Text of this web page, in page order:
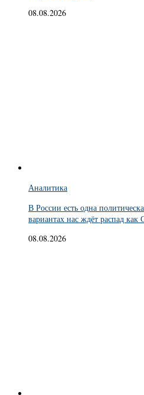
08.08.2026
Аналитика
В России есть одна
вариантах нас ждёт распад
08.08.2026